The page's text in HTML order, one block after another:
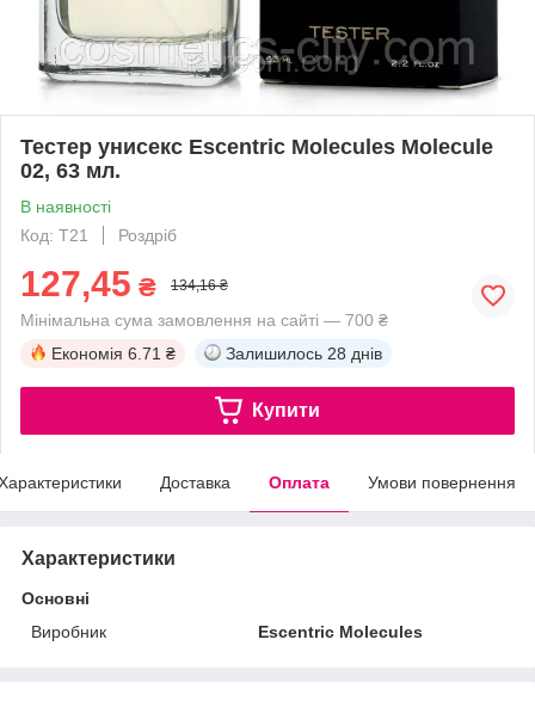
Тестер унисекс Escentric Molecules Molecule
02, 63 мл.
В наявності
Код: T21
Роздріб
127,45 ₴ 134,16 ₴
Мінімальна сума замовлення на сайті — 700 ₴
Економія 6.71 ₴ Залишилось 28 днів
Купити
Доставка Оплата Умови повернення
Характеристики
Основні
Виробник
Escentric Molecules